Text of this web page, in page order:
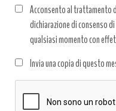
Acconsento al trattamento
dichiarazione di consenso
qualsiasi momento con
dati
*
Invia una copia di questo